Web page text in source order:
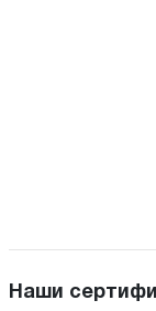
Наши